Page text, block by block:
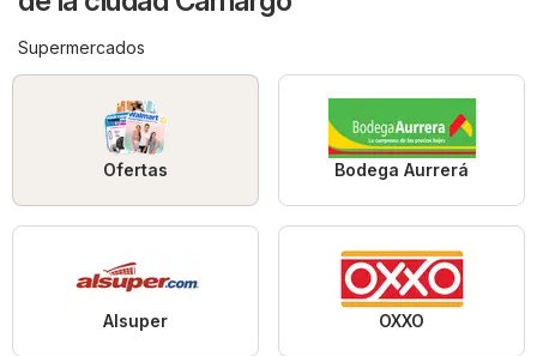
Supermercados
Ofertas Bodega Aurrerá
Alsuper OXXO